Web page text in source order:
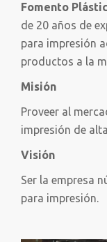
Fomento
de 20 años de
para impresión
productos a la
Misión
Proveer al
impresión de
Visión
Ser la empresa
para impresión.